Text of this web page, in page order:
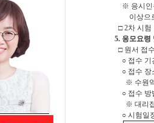
※ 응시인
이상으로
□ 2차 시험
5. 응모요령
□ 원서 접
○ 접수 기
○ 접수 장
※ 수원역
○ 접수 방
※ 대리접
○ 시험일